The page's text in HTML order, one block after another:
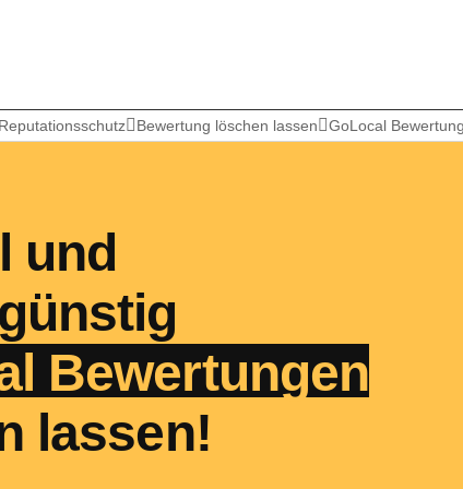
Reputationsschutz Bewertung löschen lassen GoLocal
und
Bewertungen
lassen!